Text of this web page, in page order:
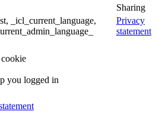
Sharing
_icl_current_language,
Privacy
statement
you logged in